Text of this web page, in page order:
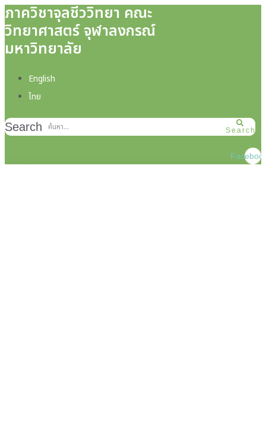
Skip
links
Skip
to
primary
content
ภาควิชาจุลชีววิทยา คณะ
วิทยาศาสตร์ จุฬาลงกรณ์
มหาวิทยาลัย
English
ไทย
Search Search